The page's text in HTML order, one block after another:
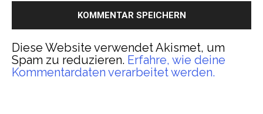
Diese Website verwendet Akismet, um
Spam zu reduzieren. Erfahre, wie deine
Kommentardaten verarbeitet werden.